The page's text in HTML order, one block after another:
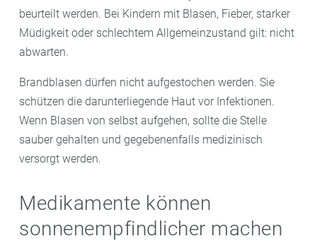
beurteilt werden. Bei Kindern mit Blasen, Fieber, starker
Müdigkeit oder schlechtem Allgemeinzustand gilt: nicht
abwarten.
Brandblasen dürfen nicht aufgestochen werden. Sie
schützen die darunterliegende Haut vor Infektionen.
Wenn Blasen von selbst aufgehen, sollte die Stelle
sauber gehalten und gegebenenfalls medizinisch
versorgt werden.
Medikamente können
sonnenempfindlicher machen